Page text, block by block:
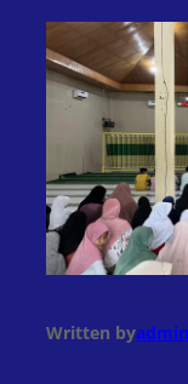
Written byadmin